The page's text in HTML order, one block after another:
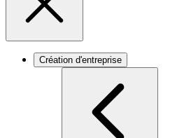
Création d'entreprise